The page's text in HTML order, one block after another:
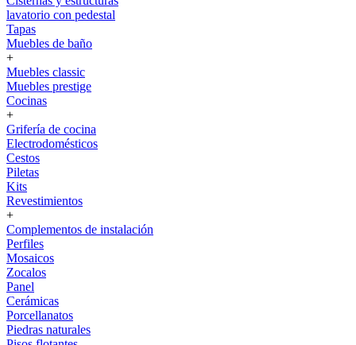
lavatorio con pedestal
Tapas
Muebles de baño
+
Muebles classic
Muebles prestige
Cocinas
+
Grifería de cocina
Electrodomésticos
Cestos
Piletas
Kits
Revestimientos
+
Complementos de instalación
Perfiles
Mosaicos
Zocalos
Panel
Cerámicas
Porcellanatos
Piedras naturales